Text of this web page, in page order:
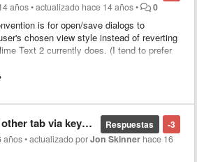
años•actualizado hace 14 años• 0
is for open/save dialogs to
chosen view style instead of reverting
Text 2 currently does. (I tend to prefer
-3
Respuestas
tab via keyboard?
años•actualizado porJon Skinner hace 16